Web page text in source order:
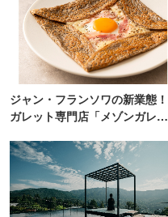
ジャン・フランソワの新業態！
ガレット専門店「メゾンガレッ